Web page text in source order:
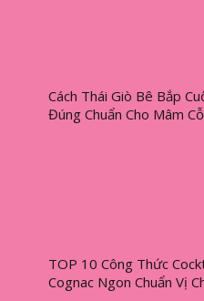
Cách Thái Giò Bê Bắp
Đúng Chuẩn Cho Mâm
TOP 10 Công Thức
Cognac Ngon Chuẩn Vị